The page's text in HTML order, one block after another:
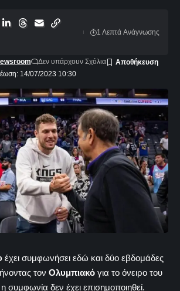
14/07/2023 10:30
Δεν υπάρχουν Σχόλια
1 Λεπτά Aνάγνωσης
έχει συμφωνήσει εδώ και δύο εβδομάδες
τον Ολυμπιακό για το όνειρο του
δεν έχει επισημοποιηθεί.